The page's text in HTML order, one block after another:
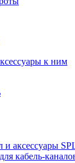
к ним
и аксессуары
кабель-